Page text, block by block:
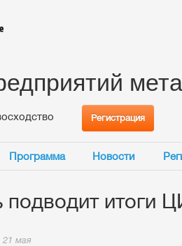
Регистрация
Программа Новости
подводит итоги
21 мая